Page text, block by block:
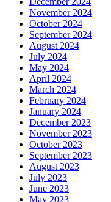
November 2024
October 2024
September 2024
August 2024
July 2024
May 2024
April 2024
March 2024
February 2024
January 2024
December 2023
November 2023
October 2023
September 2023
August 2023
July 2023
June 2023
May 2023